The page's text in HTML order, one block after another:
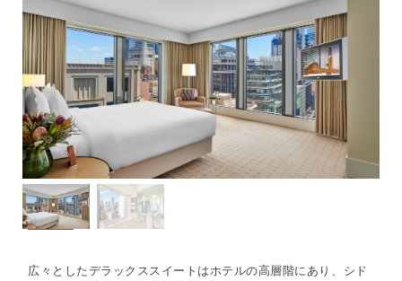
広々としたデラックススイートはホテルの高層階にあり、シド